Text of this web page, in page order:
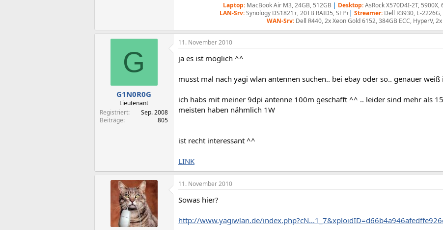
Laptop: MacBook Air M3, 24GB, 512GB | Desktop: AsRock X570D4I-2T, 5900X,
LAN-Srv:Synology DS1821+, 20TB RAID5, SFP+| Streamer: Dell R3930, E-
WAN-Srv: Dell R440, 2x Xeon Gold 6152, 384GB ECC, HyperV,
G
G1N0R0G
Lieutenant
Registriert
Sep. 2008
Beiträge
805
11. November 2010
ja es ist möglich ^^
musst mal nach yagi wlan antennen suchen.. bei ebay oder so.. genauer weiß
ich habs mit meiner 9dpi antenne 100m geschafft ^^ .. leider sind mehr als
meisten haben nähmlich 1W
ist recht interessant ^^
LINK
11. November 2010
Sowas hier?
http://www.yagiwlan.de/